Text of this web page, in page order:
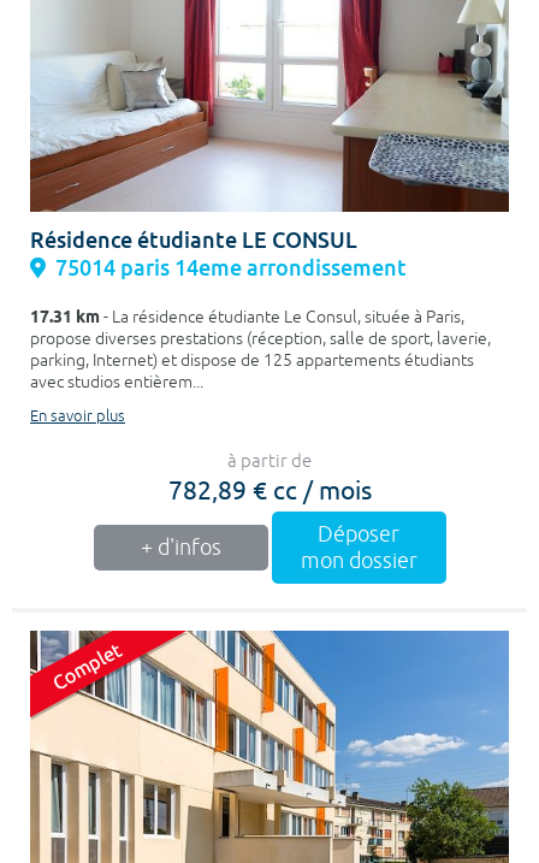
Résidence étudiante LE CONSUL
75014 paris 14eme arrondissement
17.31 km- La résidence étudiante Le Consul, située à Paris,
propose diverses prestations (réception, salle de sport, laverie,
parking, Internet) et dispose de 125 appartements étudiants
avec studios entièrem...
En savoir plus
à partir de
782,89 € cc / mois
+ d'infos
Déposer
mon dossier